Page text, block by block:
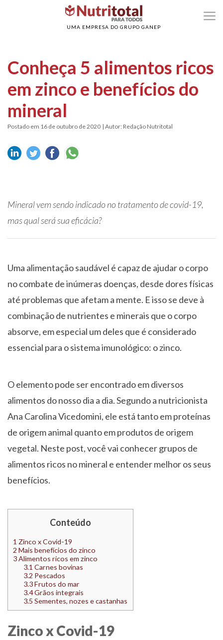
UMA EMPRESA DO GRUPO GANEP
>Conheça 5 alimentos ricos em zinco e benefícios do
Conheça 5 alimentos ricos
em zinco e benefícios do
mineral
Postado em 16 de outubro de 2020 | Autor: Redação Nutritotal
Mineral vem sendo indicado no tratamento de covid-19,
mas qual será sua eficácia?
Uma alimentação saudável é capaz de ajudar o corpo
no combate de inúmeras doenças, desde dores físicas
até problemas que afetam a mente. E isso se deve à
combinação de nutrientes e minerais que o corpo
absorve, em especial um deles que é considerado
essencial para o sistema imunológico: o zinco.
O elemento pode ser encontrado em diversos
alimentos do nosso dia a dia. Segundo a nutricionista
Ana Carolina Vicedomini, ele está tanto em proteínas
de origem animal quanto em produtos de origem
vegetal. Neste post, você vai conhecer grupos de
alimentos ricos no mineral e entender melhor os seus
benefícios.
Conteúdo
1 Zinco x Covid-19
2 Mais benefícios do zinco
3Alimentos ricos em zinco
3.1 Carnes bovinas
3.2 Pescados
3.3Frutos do mar
3.4Grãos integrais
3.5 Sementes, nozes e castanhas
Zinco x Covid-19